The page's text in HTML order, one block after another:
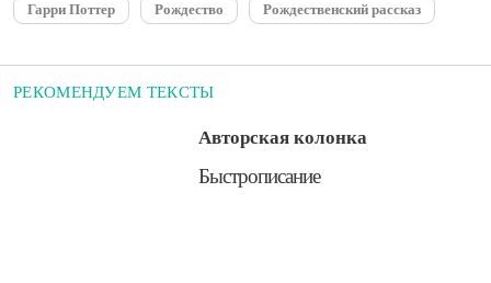
Гарри Поттер Рождество Рождественский рассказ
РЕКОМЕНДУЕМ ТЕКСТЫ
Авторская колонка
​Быстрописание